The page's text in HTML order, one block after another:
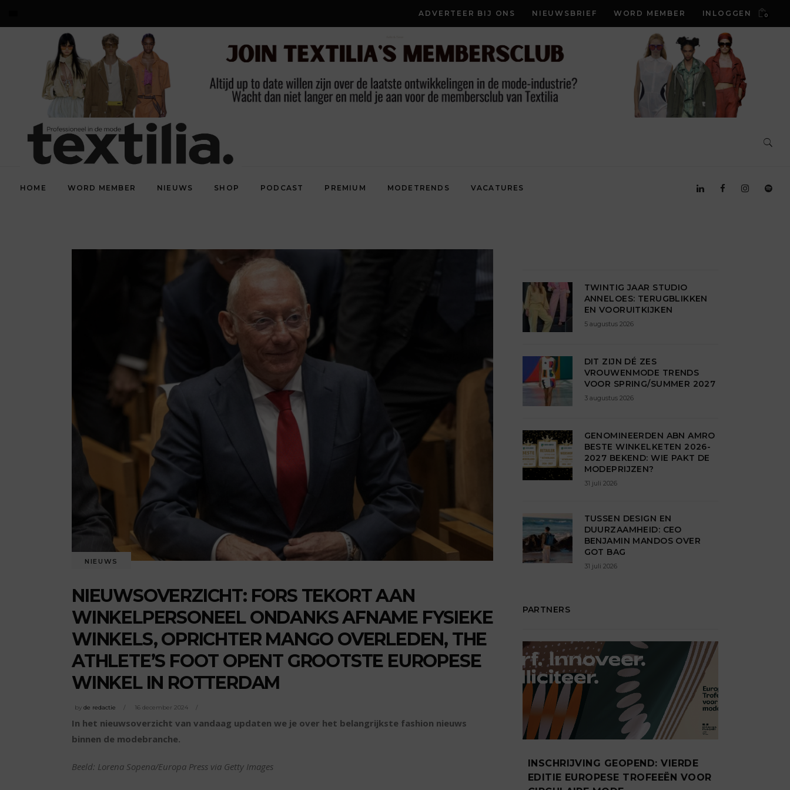
ADVERTEER BIJ ONS NIEUWSBRIEF WORD MEMBER INLOGGEN 0
HOME WORD MEMBER NIEUWS SHOP PODCAST PREMIUM MODETRENDS VACATURES
NIEUWS
NIEUWSOVERZICHT: FORS TEKORT AAN
WINKELPERSONEEL ONDANKS AFNAME FYSIEKE
WINKELS, OPRICHTER MANGO OVERLEDEN, THE
ATHLETE’S FOOT OPENT GROOTSTE EUROPESE
WINKEL IN ROTTERDAM
by de redactie 16 december 2024
In het nieuwsoverzicht van vandaag updaten we je over het belangrijkste fashion nieuws
binnen de modebranche.
Beeld: Lorena Sopena/Europa Press via Getty Images
TWINTIG JAAR STUDIO
ANNELOES: TERUGBLIKKEN
EN VOORUITKIJKEN
5 augustus 2026
DIT ZIJN DÉ ZES
VROUWENMODE TRENDS
VOOR SPRING/SUMMER 2027
3 augustus 2026
GENOMINEERDEN ABN AMRO
BESTE WINKELKETEN 2026-
2027 BEKEND: WIE PAKT DE
MODEPRIJZEN?
31 juli 2026
TUSSEN DESIGN EN
DUURZAAMHEID: CEO
BENJAMIN MANDOS OVER
GOT BAG
31 juli 2026
PARTNERS
INSCHRIJVING GEOPEND: VIERDE
EDITIE EUROPESE TROFEEËN VOOR